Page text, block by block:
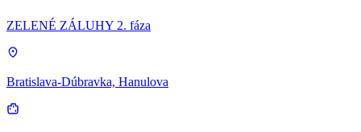
ZELENÉ ZÁLUHY 2. fáza
Bratislava-Dúbravka, Hanulova